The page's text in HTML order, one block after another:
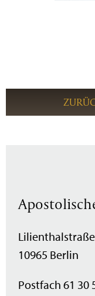
10965 Berlin
Postfach 61 30